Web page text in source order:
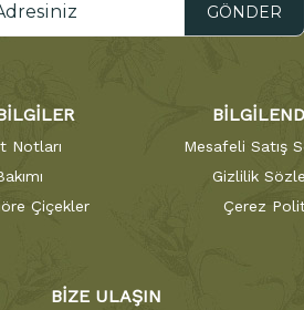
GÖNDER
Notları
Çiçekler
Mesafeli Satış
Gizlilik
Çerez
BİZE ULAŞIN